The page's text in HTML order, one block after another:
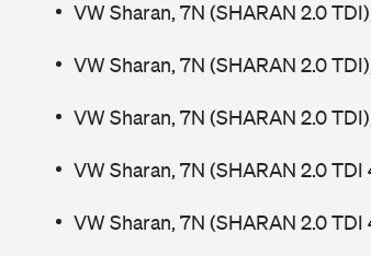
VW Sharan, 7N (SHARAN 2.0
VW Sharan, 7N (SHARAN 2.0
VW Sharan, 7N (SHARAN 2.0
VW Sharan, 7N (SHARAN 2.0
VW Sharan, 7N (SHARAN 2.0